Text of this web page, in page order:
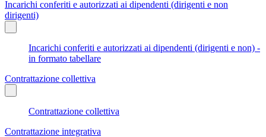
Incarichi conferiti e autorizzati ai dipendenti (dirigenti e non
dirigenti)
Incarichi conferiti e autorizzati ai dipendenti (dirigenti e non) -
in formato tabellare
Contrattazione collettiva
Contrattazione collettiva
Contrattazione integrativa